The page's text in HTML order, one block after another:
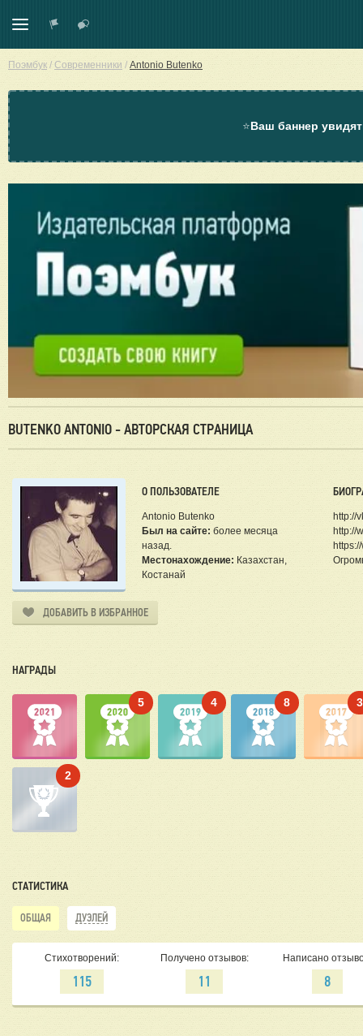
Поэмбук / Современники / Antonio Butenko
⭐Ваш баннер
BUTENKO ANTONIO - АВТОРСКАЯ СТРАНИЦА
О ПОЛЬЗОВАТЕЛЕ
Antonio Butenko
Был на сайте: более месяца
назад.
Местонахождение: Казахстан,
Костанай
ДОБАВИТЬ В ИЗБРАННОЕ
http://
http://
НАГРАДЫ
5 4 8 3
2
СТАТИСТИКА
ОБЩАЯ ДУЭЛЕЙ
Стихотворений:
115
Получено отзывов:
11
Написано
8